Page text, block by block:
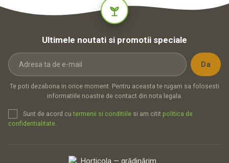
Ultimele noutati si promotii speciale
Te poti dezabona in orice moment. Pentru aceasta te rugam sa folosesti
informatiile noastre de contact din nota legala.
Sunt de acord cutermenii si conditiile si am citit politica de
confidentialitate.